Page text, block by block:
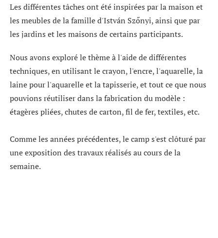
Les différentes tâches ont été inspirées par la maison et
les meubles de la famille d'István Szőnyi, ainsi que par
les jardins et les maisons de certains participants.
Nous avons exploré le thème à l'aide de différentes
techniques, en utilisant le crayon, l'encre, l'aquarelle, la
laine pour l'aquarelle et la tapisserie, et tout ce que nous
pouvions réutiliser dans la fabrication du modèle :
étagères pliées, chutes de carton, fil de fer, textiles, etc.
Comme les années précédentes, le camp s'est clôturé par
une exposition des travaux réalisés au cours de la
semaine.